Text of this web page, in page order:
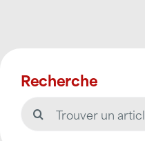
Recherche
Rechercher: